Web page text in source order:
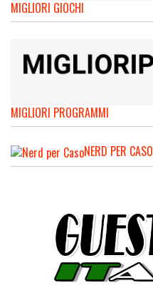
MIGLIORI GIOCHI
MIGLIORI PROGRAMMI
NERD PER CASO